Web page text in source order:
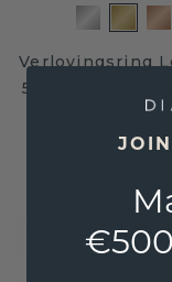
Verlovingsring
585 goud